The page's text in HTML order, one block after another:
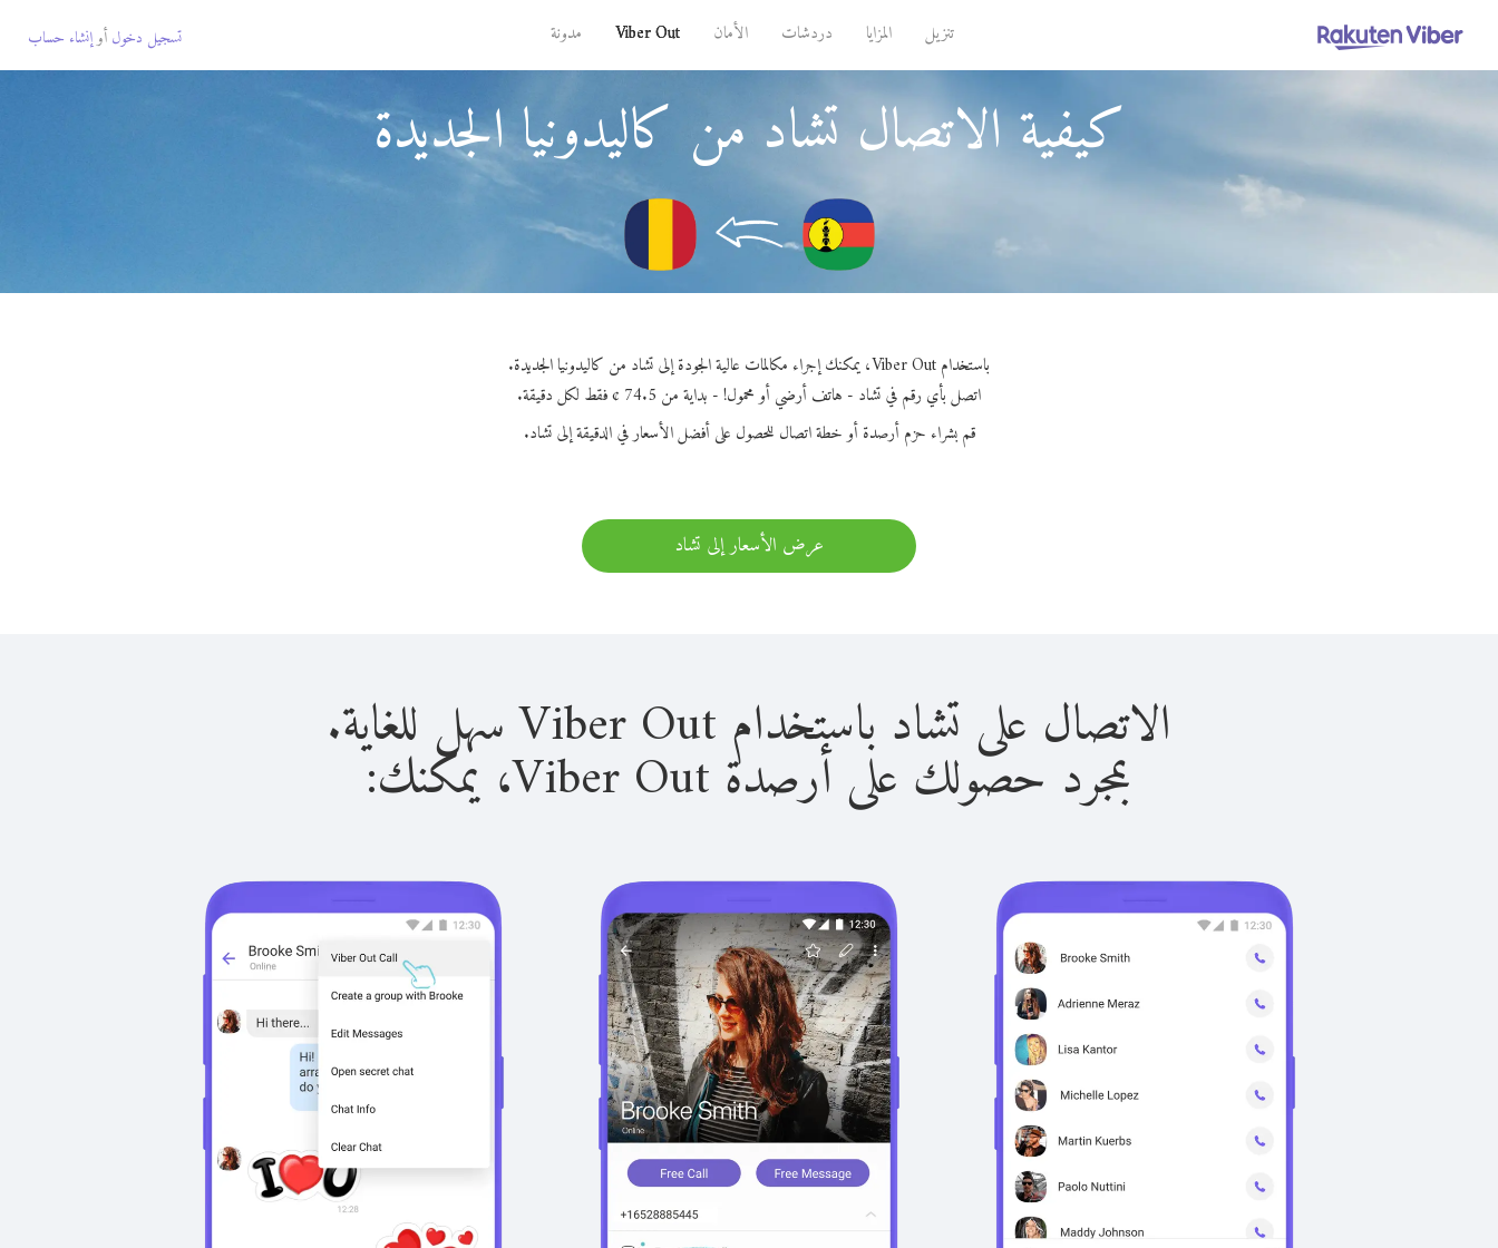
تنزيل المزايا دردشات الأمان Viber Out مدونة تسجيل دخول أوإنشاء حساب
كيفية الاتصال تشاد من كاليدونيا الجديدة
باستخدام Viber Out، يمكنك إجراء مكالمات عالية الجودة إلى تشاد من كاليدونيا الجديدة.
اتصل بأي رقم في تشاد - هاتف أرضي أو محمول! - بداية من 74.5 ¢ فقط لكل دقيقة.
قم بشراء حزم أرصدة أو خطة اتصال للحصول على أفضل الأسعار في الدقيقة إلى تشاد.
عرض الأسعار إلى تشاد
الاتصال على تشاد باستخدام Viber Out سهل للغاية.
بمجرد حصولك على أرصدة Viber Out، يمكنك: